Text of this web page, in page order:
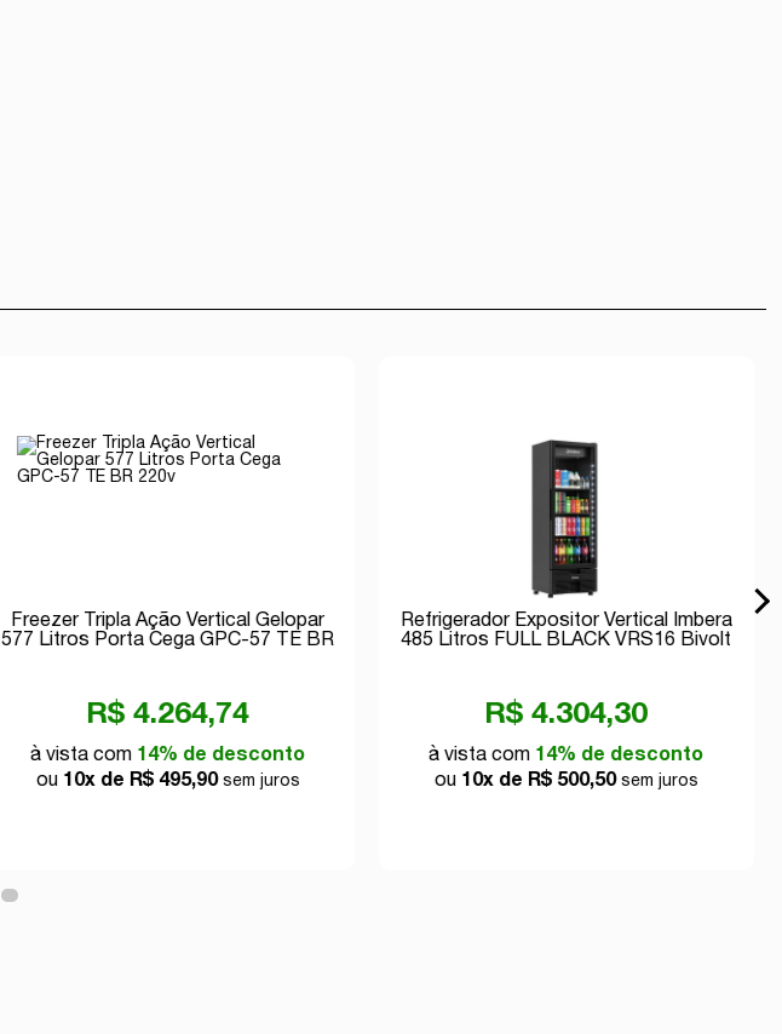
Freezer Tripla Ação Vertical Gelopar
577 Litros Porta Cega GPC-57 TE BR
R$ 4.264,74
à vista com 14% de desconto
ou 10x de R$ 495,90sem juros
Refrigerador Expositor Vertical Imbera
485 Litros FULL BLACK VRS16 Bivolt
R$ 4.304,30
à vista com 14% de desconto
ou 10x de R$ 500,50sem juros